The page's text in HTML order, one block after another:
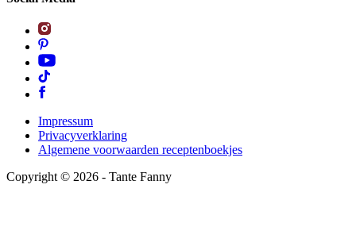
Impressum
Privacyverklaring
Algemene voorwaarden receptenboekjes
Copyright © 2026 - Tante Fanny